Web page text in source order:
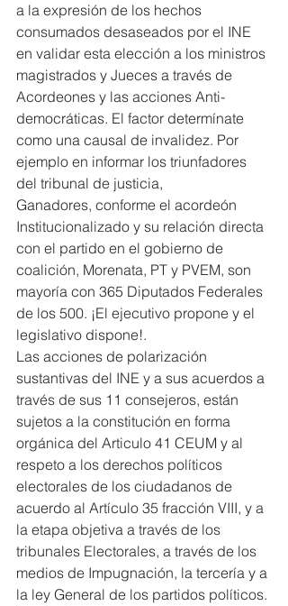
a la expresión de los hechos
consumados desaseados por el INE
en validar esta elección a los ministros
magistrados y Jueces a través de
Acordeones y las acciones Anti-
democráticas. El factor determínate
como una causal de invalidez. Por
ejemplo en informar los triunfadores
del tribunal de justicia,
Ganadores, conforme el acordeón
Institucionalizado y su relación directa
con el partido en el gobierno de
coalición, Morenata, PT y PVEM, son
mayoría con 365 Diputados Federales
de los 500. ¡El ejecutivo propone y el
legislativo dispone!.
Las acciones de polarización
sustantivas del INE y a sus acuerdos a
través de sus 11 consejeros, están
sujetos a la constitución en forma
orgánica del Articulo 41 CEUM y al
respeto a los derechos políticos
electorales de los ciudadanos de
acuerdo al Artículo 35 fracción VIII, y a
la etapa objetiva a través de los
tribunales Electorales, a través de los
medios de Impugnación, la tercería y a
la ley General de los partidos políticos.